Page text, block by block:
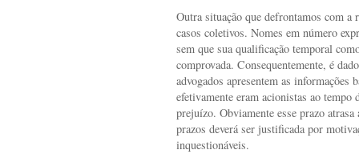
Outra situação que defrontamos com a
casos coletivos. Nomes em número
sem que sua qualificação temporal
comprovada. Consequentemente, é
advogados apresentem as informações
efetivamente eram acionistas ao
prejuízo. Obviamente esse prazo
prazos deverá ser justificada por
inquestionáveis.